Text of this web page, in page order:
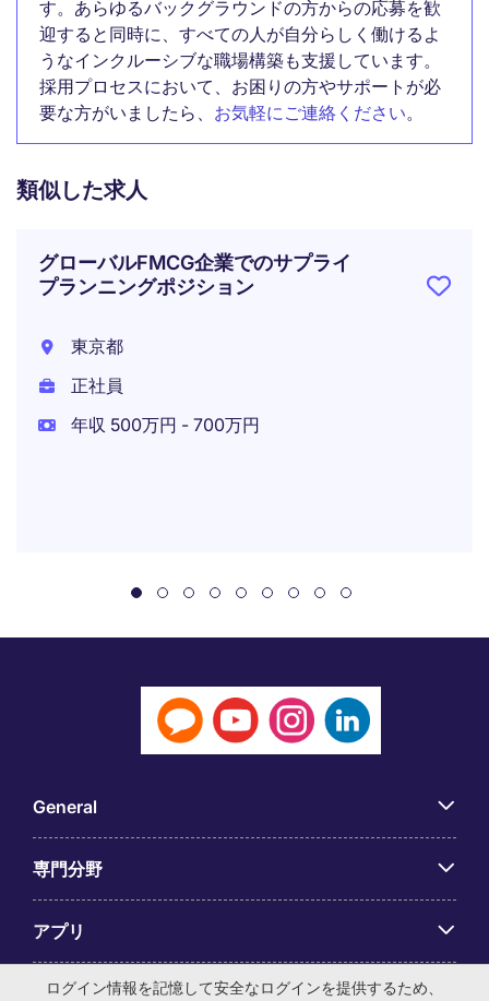
す。あらゆるバックグラウンドの方からの応募を歓
迎すると同時に、すべての人が自分らしく働けるよ
うなインクルーシブな職場構築も支援しています。
採用プロセスにおいて、お困りの方やサポートが必
要な方がいましたら、 お気軽にご連絡ください。
類似した求人
グローバルFMCG企業でのサプライ
プランニングポジション
東京都
正社員
年収 500万円 - 700万円
General
専門分野
アプリ
Employer Centre
ログイン情報を記憶して安全なログインを提供するため、